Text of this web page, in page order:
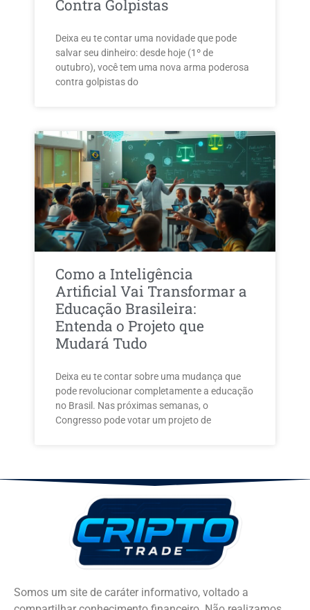
Contra Golpistas
Deixa eu te contar uma novidade que pode
salvar seu dinheiro: desde hoje (1º de
outubro), você tem uma nova arma poderosa
contra golpistas do
Como a Inteligência
Artificial Vai Transformar a
Educação Brasileira:
Entenda o Projeto que
Mudará Tudo
Deixa eu te contar sobre uma mudança que
pode revolucionar completamente a educação
no Brasil. Nas próximas semanas, o
Congresso pode votar um projeto de
Somos um site de caráter informativo, voltado a